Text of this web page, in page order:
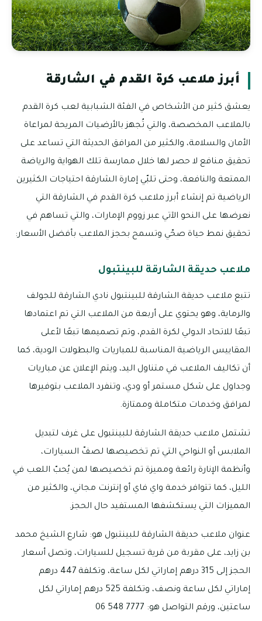
أبرز ملاعب كرة القدم في الشارقة
يعشق كثير من الأشخاص في الفئة الشبابية لعب كرة القدم
بالملاعب المخصصة، والتي تُجهز بالأرضيات المريحة لمراعاة
الأمان والسلامة، والكثير من المرافق الحديثة التي تساعد على
تحقيق منافع لا حصر لها خلال ممارسة تلك الهواية والرياضة
الممتعة والنافعة، وحتى تلبّي إمارة الشارقة احتياجات الكثيرين
الرياضية تم إنشاء أبرز ملاعب كرة القدم في الشارقة التي
نعرضها على النحو الآتي عبر زووم الإمارات، والتي تساهم في
تحقيق نمط حياة صحّي وتسمح بحجز الملاعب بأفضل الأسعار:
ملاعب حديقة الشارقة للبينتبول
تتبع ملاعب حديقة الشارقة للبينتبول نادي الشارقة للجولف
والرماية، وهو يحتوي على أربعة من الملاعب التي تم اعتمادها
تبعًا للاتحاد الدولي لكرة القدم، وتم تصميمها تبعًا لأعلى
المقاييس الرياضية المناسبة للمباريات والبطولات الودية، كما
أن تكاليف الملاعب في متناول اليد، ويتم الإعلان عن مباريات
وجداول على شكل مستمر أو ودي، وتنفرد الملاعب بتوفيرها
لمرافق وخدمات متكاملة وممتازة.
تشتمل ملاعب حديقة الشارقة للبينتبول على غرف لتبديل
الملابس أو النواحي التي تم تخصيصها لصفّ السيارات،
وأنظمة الإنارة رائعة ومميزة تم تخصيصها لمن يُحبّ اللعب في
الليل، كما تتوافر خدمة واي فاي أو إنترنت مجاني، والكثير من
المميزات التي يستكشفها المستفيد حال الحجز.
عنوان ملاعب حديقة الشارقة للبينتبول هو: شارع الشيخ محمد
بن زايد، على مقربة من قرية تسجيل للسيارات، وتصل أسعار
الحجز إلى 315 درهم إماراتي لكل ساعة، وتكلفة 447 درهم
إماراتي لكل ساعة ونصف، وتكلفة 525 درهم إماراتي لكل
ساعتين، ورقم التواصل هو: 7777 548 06